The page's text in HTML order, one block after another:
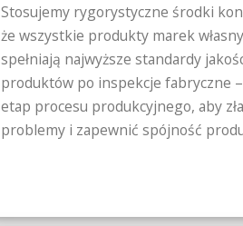
Stosujemy rygorystyczne środki
że wszystkie produkty marek
spełniają najwyższe standardy
produktów po inspekcje fabryczne
etap procesu produkcyjnego, aby
problemy i zapewnić spójność